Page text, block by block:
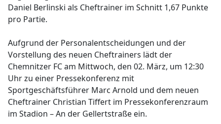
Daniel Berlinski als Cheftrainer im Schnitt 1,67 Punkte
pro Partie.
Aufgrund der Personalentscheidungen und der
Vorstellung des neuen Cheftrainers lädt der
Chemnitzer FC am Mittwoch, den 02. März, um 12:30
Uhr zu einer Pressekonferenz mit
Sportgeschäftsführer Marc Arnold und dem neuen
Cheftrainer Christian Tiffert im Pressekonferenzraum
im Stadion – An der Gellertstraße ein.